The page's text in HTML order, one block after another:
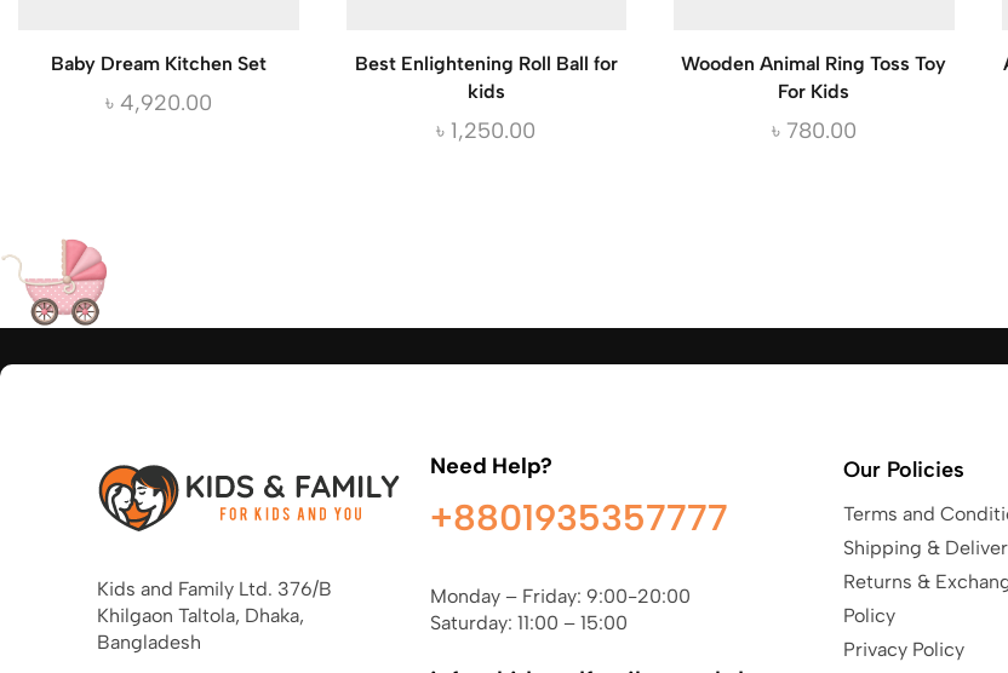
Baby Dream Kitchen Set
৳ 4,920.00
Best Enlightening Roll Ball for
kids
৳ 1,250.00
Wooden Animal Ring Toss Toy
For Kids
৳ 780.00
Kids and Family Ltd. 376/B
Khilgaon Taltola, Dhaka,
Bangladesh
Need Help?
+8801935357777
Monday – Friday: 9:00-20:00
Saturday: 11:00 – 15:00
Our Policies
Terms and
Shipping &
Returns &
Policy
Privacy Policy